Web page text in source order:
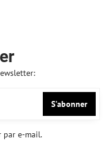
S'abonner
par e-mail.